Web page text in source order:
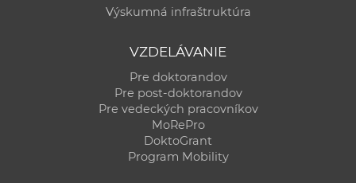
Výskumná infraštruktúra
VZDELÁVANIE
Pre doktorandov
Pre post-doktorandov
Pre vedeckých pracovníkov
MoRePro
DoktoGrant
Program Mobility